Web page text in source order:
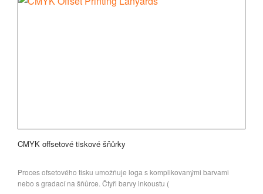
CMYK offsetové tiskové šňůrky
Proces ofsetového tisku umožňuje loga s komplikovanými barvami
nebo s gradací na šňůrce. Čtyři barvy inkoustu (